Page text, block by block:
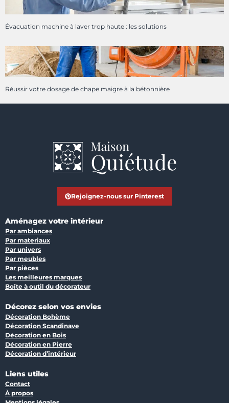
Évacuation machine à laver trop haute : les solutions
Réussir votre dosage de chape maigre à la bétonnière
Rejoignez-nous sur Pinterest
Aménagez votre intérieur
Par ambiances
Par materiaux
Par univers
Par meubles
Par pièces
Les meilleures marques
Boîte à outil du décorateur
Décorez selon vos envies
Décoration Bohème
Décoration Scandinave
Décoration en Bois
Décoration en Pierre
Décoration d’intérieur
Liens utiles
Contact
À propos